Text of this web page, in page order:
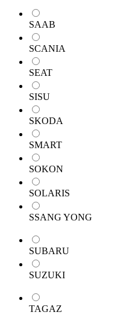
SAAB
SCANIA
SEAT
SISU
SKODA
SMART
SOKON
SOLARIS
SSANG YONG
SUBARU
SUZUKI
TAGAZ